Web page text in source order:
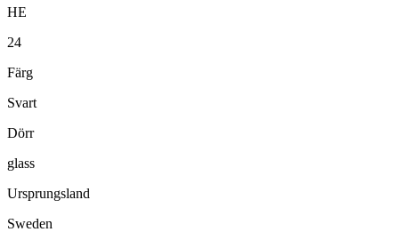
HE
24
Färg
Svart
Dörr
glass
Ursprungsland
Sweden